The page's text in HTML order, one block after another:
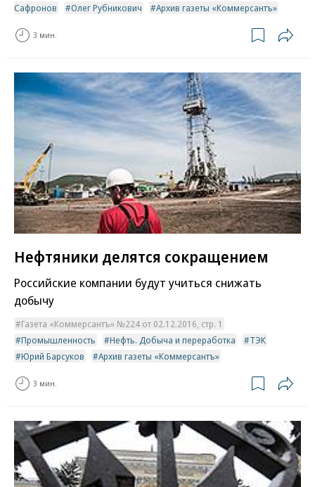
Сафронов
Олег Рубникович Архив газеты «Коммерсантъ»
3 мин.
Нефтяники делятся сокращением
Российские компании будут учиться снижать
добычу
Газета «Коммерсантъ» №224 от 02.12.2016, стр. 1
Промышленность
Нефть. Добыча и переработка
ТЭК
Юрий Барсуков
Архив газеты «Коммерсантъ»
3 мин.